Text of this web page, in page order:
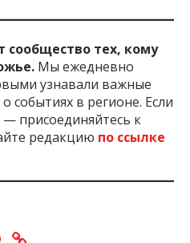
сообщество тех, кому
Мы ежедневно
узнавали важные
событиях в регионе. Если
присоединяйтесь к
редакцию по ссылке